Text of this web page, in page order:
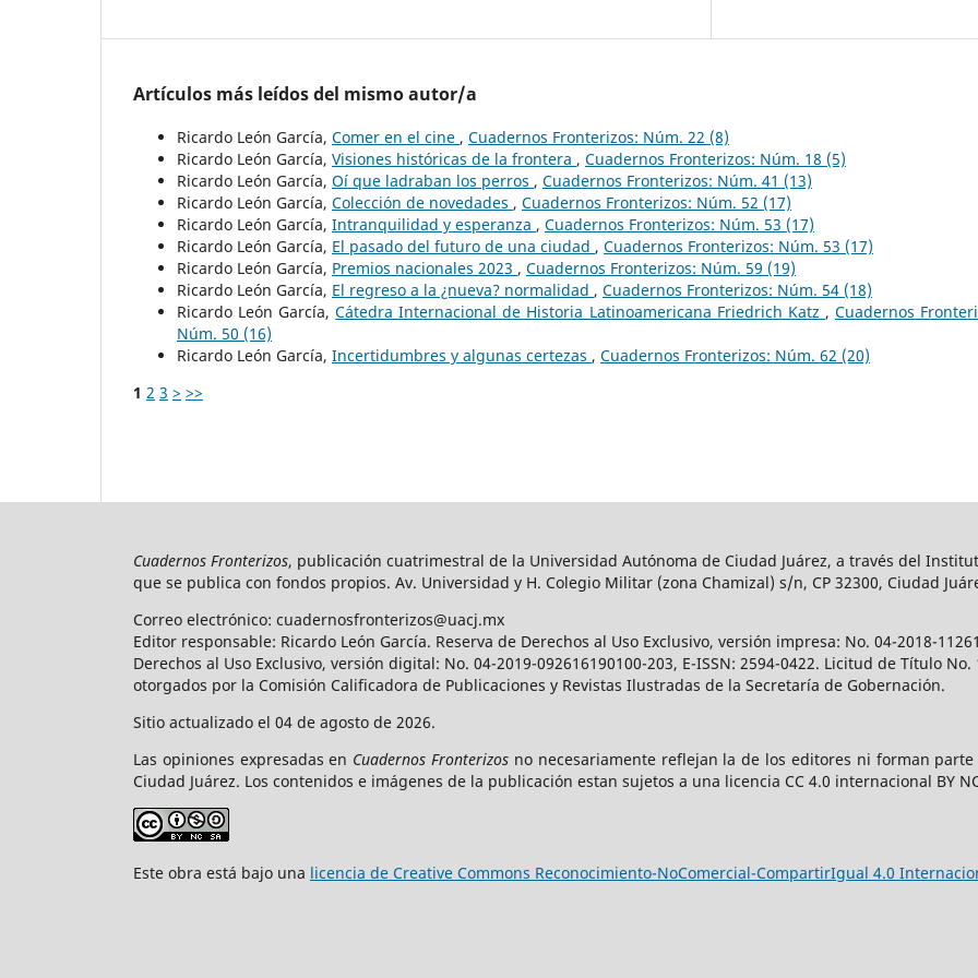
Artículos más leídos del mismo autor/a
Ricardo León García, Comer en el cine , Cuadernos Fronterizos: Núm. 22 (8)
Ricardo León García, Visiones históricas de la frontera , Cuadernos Fronterizos: Núm. 18 (5)
Ricardo León García, Oí que ladraban los perros , Cuadernos Fronterizos: Núm. 41 (13)
Ricardo León García, Colección de novedades , Cuadernos Fronterizos: Núm. 52 (17)
Ricardo León García, Intranquilidad y esperanza , Cuadernos Fronterizos: Núm. 53 (17)
Ricardo León García, El pasado del futuro de una ciudad , Cuadernos Fronterizos: Núm. 53 (17)
Ricardo León García, Premios nacionales 2023 , Cuadernos Fronterizos: Núm. 59 (19)
Ricardo León García, El regreso a la ¿nueva? normalidad , Cuadernos Fronterizos: Núm. 54 (18)
Ricardo León García,Cátedra Internacional de Historia Latinoamericana Friedrich Katz , Cuadernos
Núm. 50 (16)
Ricardo León García, Incertidumbres y algunas certezas , Cuadernos Fronterizos: Núm. 62 (20)
1 2 3 > >>
Cuadernos Fronterizos, publicación cuatrimestral de la Universidad Autónoma de Ciudad Juárez, a través del
que se publica con fondos propios. Av. Universidad y H. Colegio Militar (zona Chamizal) s/n, CP 32300, Ciudad
Correo electrónico: cuadernosfronterizos@uacj.mx
Editor responsable: Ricardo León García. Reserva de Derechos al Uso Exclusivo, versión impresa: No. 04-2018-
Derechos al Uso Exclusivo, versión digital: No. 04-2019-092616190100-203, E-ISSN: 2594-0422. Licitud de Título
otorgados por la Comisión Calificadora de Publicaciones y Revistas Ilustradas de la Secretaría de Gobernación.
Sitio actualizado el 04 de agosto de 2026.
Las opiniones expresadas en Cuadernos Fronterizos no necesariamente reflejan la de los editores ni forman
Ciudad Juárez. Los contenidos e imágenes de la publicación estan sujetos a una licencia CC 4.0 internacional BY
Este obra está bajo una licencia de Creative Commons Reconocimiento-NoComercial-CompartirIgual 4.0